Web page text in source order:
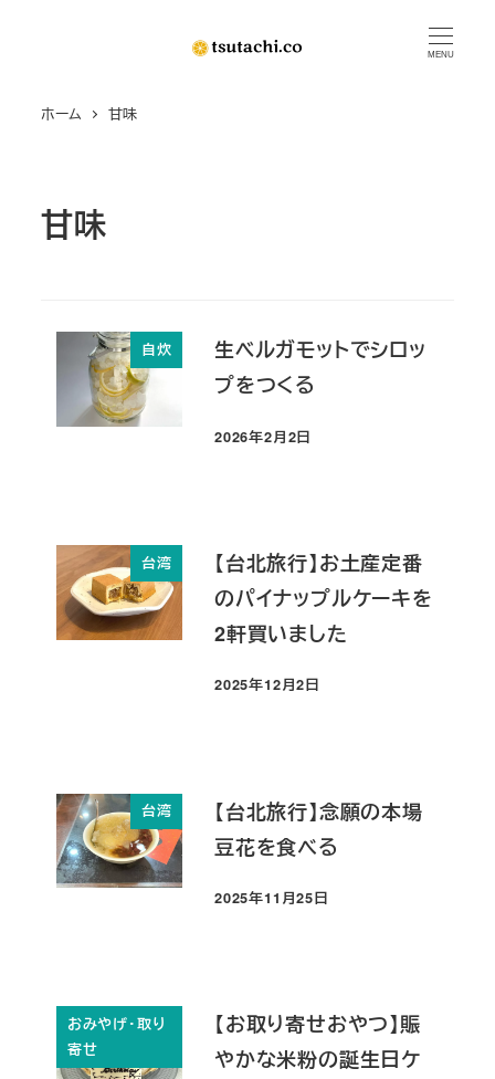
MENU
ホーム 甘味
甘味
自炊
生ベルガモットでシロッ
プをつくる
投稿日
2026年2月2日
台湾
【台北旅行】お土産定番
のパイナップルケーキを
2軒買いました
投稿日
2025年12月2日
台湾
【台北旅行】念願の本場
豆花を食べる
投稿日
2025年11月25日
おみやげ・取り
寄せ
【お取り寄せおやつ】賑
やかな米粉の誕生日ケ